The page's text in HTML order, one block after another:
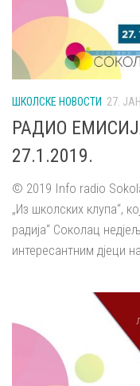
ШКОЛСКЕ НОВОСТИ 27.
РАДИО
27.1.2019.
© 2019 Info radio
„Из школских клупа“,
радија“ Соколац
интересантним дјеци